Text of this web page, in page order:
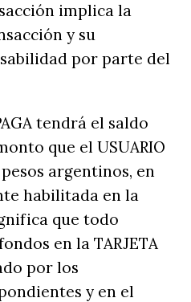
implica la
y su
por parte del
tendrá el saldo
que el USUARIO
argentinos, en
habilitada en la
que todo
en la TARJETA
por los
y en el